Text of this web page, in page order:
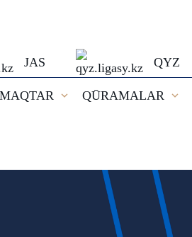
JAS QYZ
QŪRAMALAR